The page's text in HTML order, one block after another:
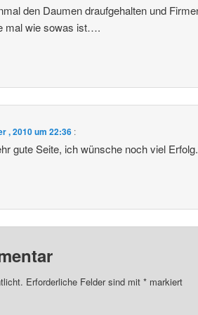
den Daumen draufgehalten und
mal wie sowas ist….
, 2010 um 22:36 :
gute Seite, ich wünsche noch viel Erfolg.
Erforderliche Felder sind mit *markiert